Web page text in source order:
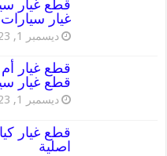
غيار
ديسمبر 1, 2023
قطع غيار
ديسمبر 1, 2023
اصلية